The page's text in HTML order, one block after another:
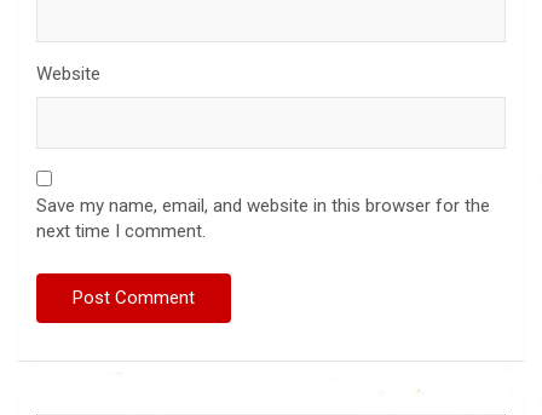
Website
Save my name, email, and website in this browser for the
next time I comment.